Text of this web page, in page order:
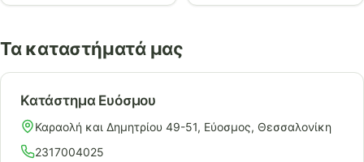
Τα καταστήματά μας
Κατάστημα Ευόσμου
Καραολή και Δημητρίου 49-51, Εύοσμος, Θεσσαλονίκη
2317004025